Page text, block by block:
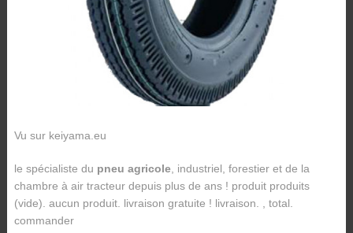
Vu sur keiyama.eu
le spécialiste du pneu agricole, industriel, forestier et de la
chambre à air tracteur depuis plus de ans ! produit produits
(vide). aucun produit. livraison gratuite ! livraison. , total.
commander